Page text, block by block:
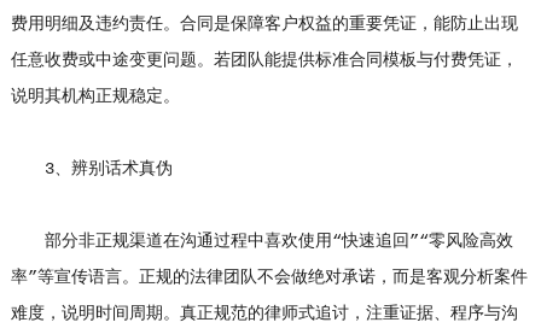
费用明细及违约责任。合同是保障客户权益的重要凭证，能防止出现
任意收费或中途变更问题。若团队能提供标准合同模板与付费凭证，
说明其机构正规稳定。
3、辨别话术真伪
部分非正规渠道在沟通过程中喜欢使用“快速追回”“零风险高效
率”等宣传语言。正规的法律团队不会做绝对承诺，而是客观分析案件
难度，说明时间周期。真正规范的律师式追讨，注重证据、程序与沟